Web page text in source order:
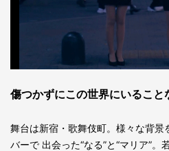
傷つかずにこの世界にいること
舞台は新宿・歌舞伎町。様々な背景
バーで 出会った“なる”と“マリア”